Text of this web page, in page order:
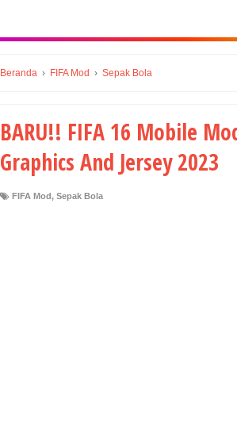
Beranda › FIFA Mod › Sepak Bola
BARU!! FIFA 16 Mobile
Graphics And Jersey 2023
FIFA Mod, Sepak Bola